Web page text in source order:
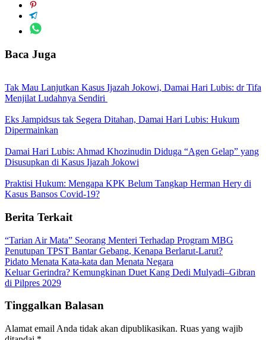
Baca Juga
Tak Mau Lanjutkan Kasus Ijazah Jokowi, Damai Hari Lubis: dr Tifa
Menjilat Ludahnya Sendiri
Eks Jampidsus tak Segera Ditahan, Damai Hari Lubis: Hukum
Dipermainkan
Damai Hari Lubis: Ahmad Khozinudin Diduga “Agen Gelap” yang
Disusupkan di Kasus Ijazah Jokowi
Praktisi Hukum: Mengapa KPK Belum Tangkap Herman Hery di
Kasus Bansos Covid-19?
Berita Terkait
“Tarian Air Mata” Seorang Menteri Terhadap Program MBG
Penutupan TPST Bantar Gebang, Kenapa Berlarut-Larut?
Pidato Menata Kata-kata dan Menata Negara
Keluar Gerindra? Kemungkinan Duet Kang Dedi Mulyadi–Gibran
di Pilpres 2029
Tinggalkan Balasan
Alamat email Anda tidak akan dipublikasikan. Ruas yang wajib